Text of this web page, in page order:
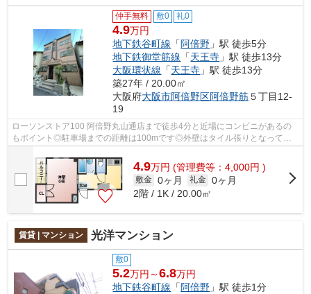
仲手無料 敷0 礼0
4.9万円
地下鉄谷町線 「 阿倍野 」駅 徒歩5分
地下鉄御堂筋線 「天王寺 」駅 徒歩13分
大阪環状線 「天王寺 」駅 徒歩13分
築27年 / 20.00㎡
大阪府大阪市阿倍野区阿倍野筋５丁目12-
19
ローソンストア100 阿倍野丸山通店まで徒歩4分と近場にコンビニがあるの
もポイント◎駐車場までの距離は100mです◎外壁はタイル張りとなってい
4.9万円 (管理費等：4,000円 )
敷金 0ヶ月 礼金 0ヶ月
2階 / 1K / 20.00㎡
賃貸 | マンション 光洋マンション
敷0
5.2万円～6.8万円
地下鉄谷町線 「 阿倍野 」駅 徒歩1分